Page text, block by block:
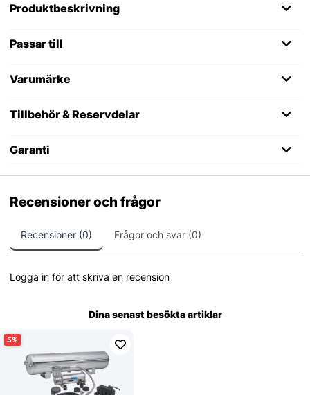
Produktbeskrivning
Passar till
Varumärke
Tillbehör & Reservdelar
Garanti
Recensioner och frågor
Recensioner (0) Frågor och svar (0)
Logga in för att skriva en recension
Dina senast besökta artiklar
5